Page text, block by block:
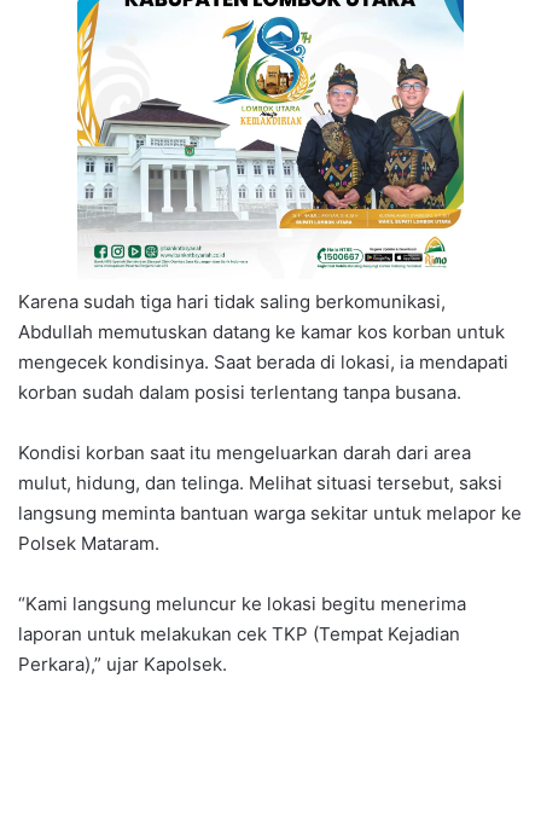
Karena sudah tiga hari tidak saling berkomunikasi,
Abdullah memutuskan datang ke kamar kos korban untuk
mengecek kondisinya. Saat berada di lokasi, ia mendapati
korban sudah dalam posisi terlentang tanpa busana.
Kondisi korban saat itu mengeluarkan darah dari area
mulut, hidung, dan telinga. Melihat situasi tersebut, saksi
langsung meminta bantuan warga sekitar untuk melapor ke
Polsek Mataram.
“Kami langsung meluncur ke lokasi begitu menerima
laporan untuk melakukan cek TKP (Tempat Kejadian
Perkara),” ujar Kapolsek.